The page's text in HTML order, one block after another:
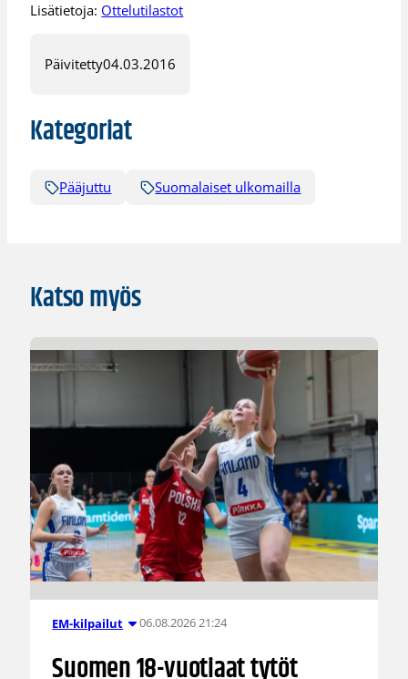
Lisätietoja: Ottelutilastot
Päivitetty04.03.2016
Kategoriat
Pääjuttu Suomalaiset ulkomailla
Katso myös
EM-kilpailut 06.08.2026 21:24
Suomen 18-vuotiaat tytöt